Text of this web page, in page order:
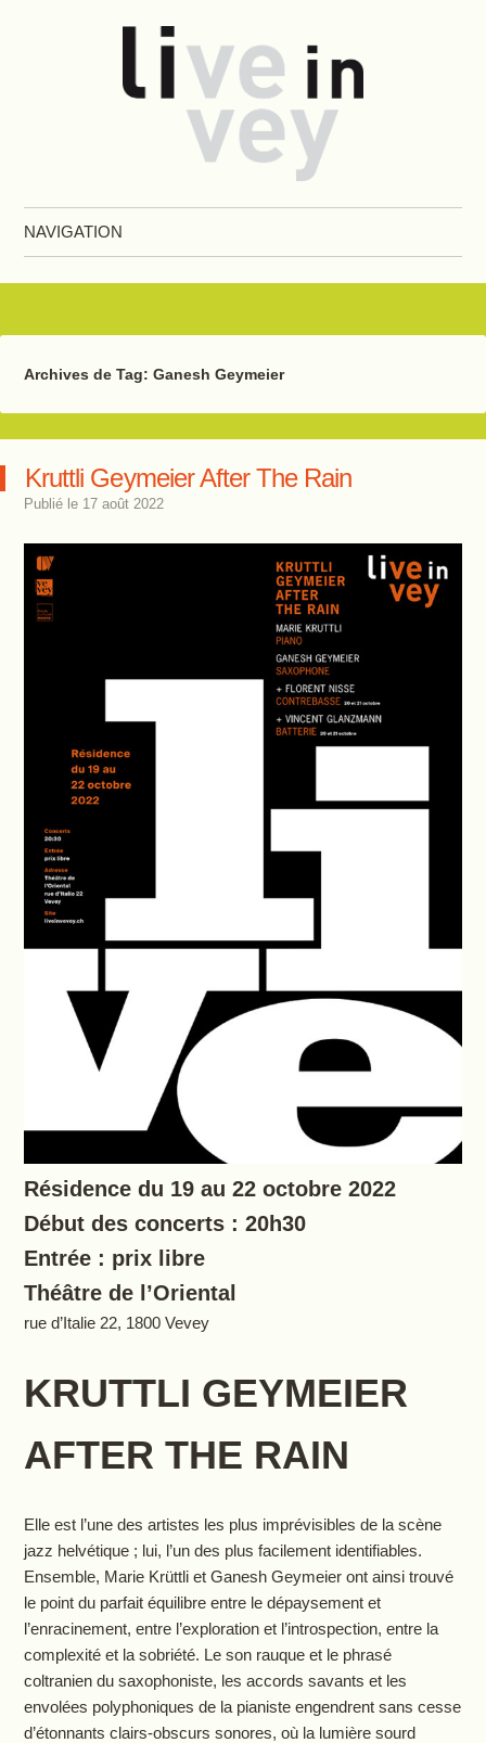
Live in Vevey
NAVIGATION
Archives de Tag: Ganesh Geymeier
Kruttli Geymeier After The Rain
Publié le 17 août 2022
Résidence du 19 au 22 octobre 2022
Début des concerts : 20h30
Entrée : prix libre
Théâtre de l’Oriental
rue d’Italie 22, 1800 Vevey
KRUTTLI GEYMEIER
AFTER THE RAIN
Elle est l’une des artistes les plus imprévisibles de la scène
jazz helvétique ; lui, l’un des plus facilement identifiables.
Ensemble, Marie Krüttli et Ganesh Geymeier ont ainsi trouvé
le point du parfait équilibre entre le dépaysement et
l’enracinement, entre l’exploration et l’introspection, entre la
complexité et la sobriété. Le son rauque et le phrasé
coltranien du saxophoniste, les accords savants et les
envolées polyphoniques de la pianiste engendrent sans cesse
d’étonnants clairs-obscurs sonores, où la lumière sourd